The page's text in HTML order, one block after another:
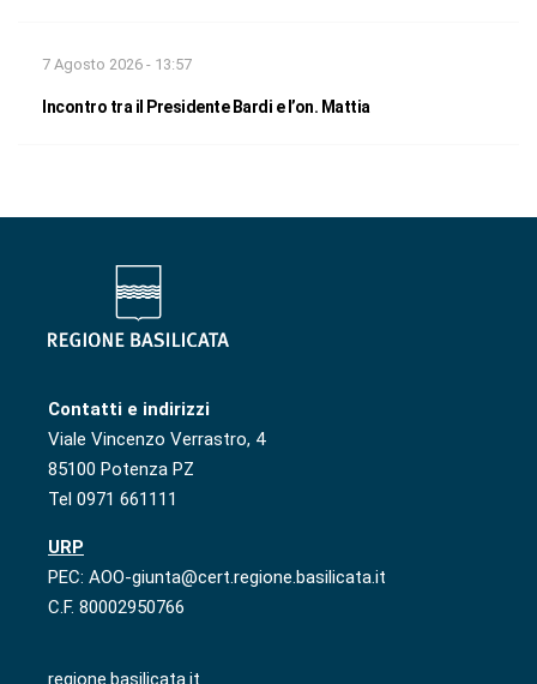
7 Agosto 2026 - 13:57
Incontro tra il Presidente Bardi e l’on. Mattia
Contatti e indirizzi
Viale Vincenzo Verrastro, 4
85100 Potenza PZ
Tel 0971 661111
URP
PEC: AOO-giunta@cert.regione.basilicata.it
C.F. 80002950766
regione.basilicata.it